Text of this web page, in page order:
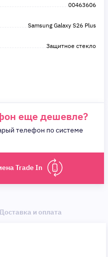
00463606
Samsung Galaxy S26 Plus
Защитное стекло
еще дешевле?
телефон по системе
Trade In
и оплата